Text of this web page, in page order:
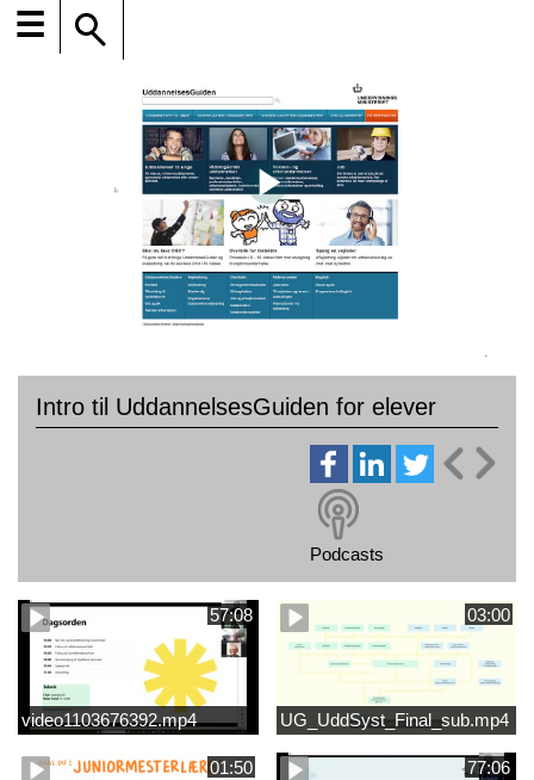
☰
Intro til UddannelsesGuiden for elever
Podcasts
57:08
video1103676392.mp4
03:00
UG_UddSyst_Final_sub.mp4
01:50 77:06